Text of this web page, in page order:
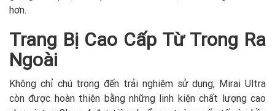
hơn.
Trang Bị Cao Cấp Từ Trong Ra
Ngoài
Không chỉ chú trọng đến trải nghiệm sử dụng, Mirai Ultra
còn được hoàn thiện bằng những linh kiện chất lượng cao